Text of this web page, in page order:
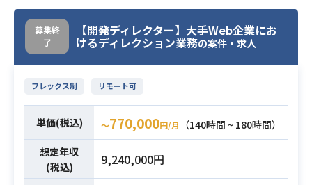
CI/CD系の概念を含む顧客との対話
（オンライン）や、テンプレートの
プッシュとShared Areaへのデータ
共有の技術検証を中心にお願いさせ
ていただきます。
（オンライン）や、テンプレートの
共有の技術検証を中心にお願いさせ
募集終
了
【開発ディレクター】大手Web企業にお
けるディレクション業務の案件・求人
フレックス制 リモート可
単価(税込) 〜770,000円/月
（140時間 ~ 180時間）
想定年収
(税込)
9,240,000円